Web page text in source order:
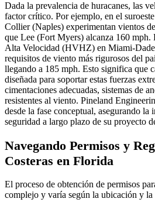
Dada la prevalencia de huracanes, las
factor crítico. Por ejemplo, en el
Collier (Naples) experimentan vientos
que Lee (Fort Myers) alcanza 160 mph.
Alta Velocidad (HVHZ) en Miami-
requisitos de viento más rigurosos del
llegando a 185 mph. Esto significa que
diseñada para soportar estas fuerzas
cimentaciones adecuadas, sistemas de
resistentes al viento. Pineland
desde la fase conceptual, asegurando la
seguridad a largo plazo de su proyecto
Navegando Permisos y
Costeras en Florida
El proceso de obtención de permisos
complejo y varía según la ubicación y la